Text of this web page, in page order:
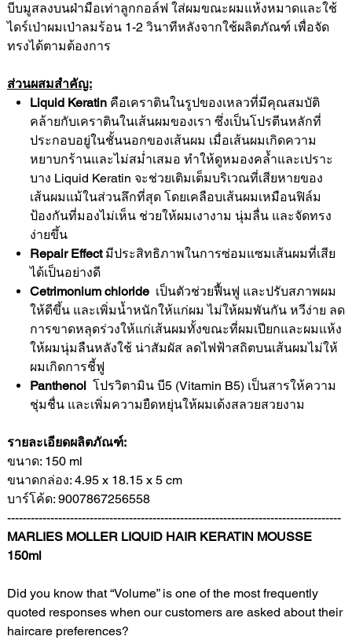
บีบมูสลงบนฝ่ามือเท่าลูกกอล์ฟ ใส่ผมขณะผมแห้งหมาดและใช้
ไดร์เป่าผมเป่าลมร้อน 1-2 วินาทีหลังจากใช้ผลิตภัณฑ์ เพื่อจัด
ทรงได้ตามต้องการ
ส่วนผสมสำคัญ:
Liquid Keratinคือเคราตินในรูปของเหลวที่มีคุณสมบัติ
คล้ายกับเคราตินในเส้นผมของเรา ซึ่งเป็นโปรตีนหลักที่
ประกอบอยู่ในชั้นนอกของเส้นผม เมื่อเส้นผมเกิดความ
หยาบกร้านและไม่สม่ำเสมอ ทำให้ดูหมองคล้ำและเปราะ
บาง Liquid Keratin จะช่วยเติมเต็มบริเวณที่เสียหายของ
เส้นผมแม้ในส่วนลึกที่สุด โดยเคลือบเส้นผมเหมือนฟิล์ม
ป้องกันที่มองไม่เห็น ช่วยให้ผมเงางาม นุ่มลื่น และจัดทรง
ง่ายขึ้น
Repair Effect มีประสิทธิภาพในการซ่อมแซมเส้นผมที่เสีย
ได้เป็นอย่างดี
Cetrimonium chlorideเป็นตัวช่วยฟื้นฟู และปรับสภาพผม
ให้ดีขึ้น และเพิ่มน้ำหนักให้แก่ผม ไม่ให้ผมพันกัน หวีง่าย ลด
การขาดหลุดร่วงให้แก่เส้นผมทั้งขณะที่ผมเปียกและผมแห้ง
ให้ผมนุ่มลืนหลังใช้ น่าสัมผัส ลดไฟฟ้าสถิตบนเส้นผมไม่ให้
ผมเกิดการชี้ฟู
Panthenol โปรวิตามิน บี5 (Vitamin B5) เป็นสารให้ความ
ชุ่มชื่น และเพิ่มความยืดหยุ่นให้ผมเด้งสลวยสวยงาม
รายละเอียดผลิตภัณฑ์:
ขนาด: 150 ml
ขนาดกล่อง: 4.95 x 18.15 x 5 cm
บาร์โค้ด: 9007867256558
-------------------------------------------------------------------------------------
MARLIES MOLLER LIQUID HAIR KERATIN MOUSSE
150ml
Did you know that “Volume” is one of the most frequently
quoted responses when our customers are asked about their
haircare preferences?